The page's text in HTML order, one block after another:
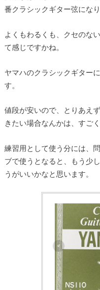
番クラシックギター弦になり
よくもわるくも、クセのな
て感じですかね。
ヤマハのクラシックギター
す。
値段が安いので、とりあえ
きたい場合なんかは、すご
練習用として使う分には、
ブで使うとなると、もう少
うがいいかなと思います。